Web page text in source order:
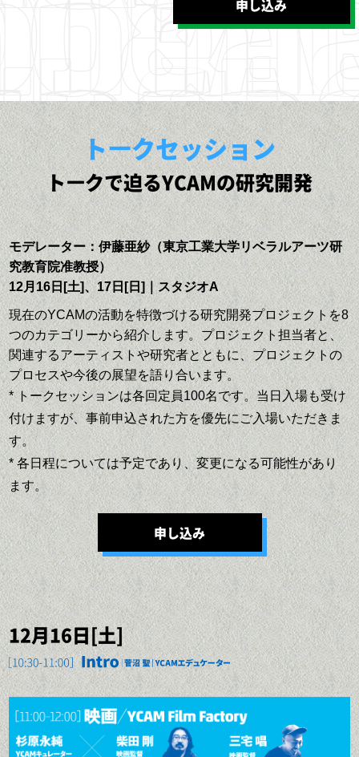
申し込み
トークセッション
トークで迫るYCAMの研究開発
モデレーター：伊藤亜紗（東京工業大学リベラルアーツ研
究教育院准教授）
12月16日[土]、17日[日]｜スタジオA
現在のYCAMの活動を特徴づける研究開発プロジェクトを8
つのカテゴリーから紹介します。プロジェクト担当者と、
関連するアーティストや研究者とともに、プロジェクトの
プロセスや今後の展望を語り合います。
* トークセッションは各回定員100名です。当日入場も受け
付けますが、事前申込された方を優先にご入場いただきま
す。
* 各日程については予定であり、変更になる可能性があり
ます。
申し込み
12月16日[土]